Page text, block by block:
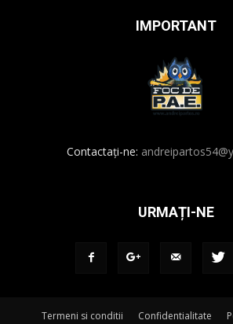
IMPORTANT
Contactați-ne:
URMAȚI-NE
Termeni si conditii Confidentialitate